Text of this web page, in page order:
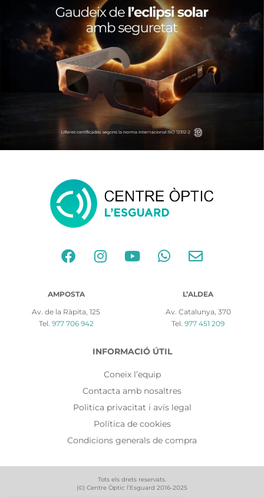
AMPOSTA
Av. de la Ràpita, 125
Tel. 977 706 942
L’ALDEA
Av. Catalunya, 370
Tel. 977 451 209
INFORMACIÓ ÚTIL
Coneix l’equip
Contacta amb nosaltres
Politica privacitat i avís legal
Política de cookies
Condicions generals de compra
Tots els drets reservats.
(©) Centre Òptic l’Esguard 2016-2025